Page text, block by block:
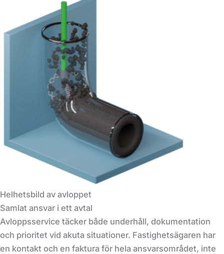
Helhetsbild av avloppet
Samlat ansvar i ett avtal
Avloppsservice täcker både underhåll, dokumentation
och prioritet vid akuta situationer. Fastighetsägaren har
en kontakt och en faktura för hela ansvarsområdet, inte